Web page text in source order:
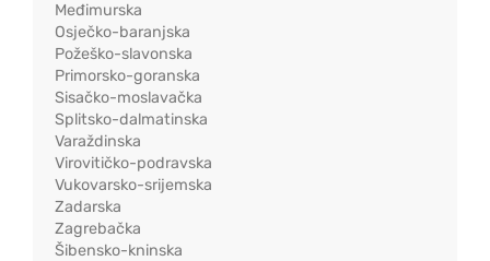
Međimurska
Osječko-baranjska
Požeško-slavonska
Primorsko-goranska
Sisačko-moslavačka
Splitsko-dalmatinska
Varaždinska
Virovitičko-podravska
Vukovarsko-srijemska
Zadarska
Zagrebačka
Šibensko-kninska